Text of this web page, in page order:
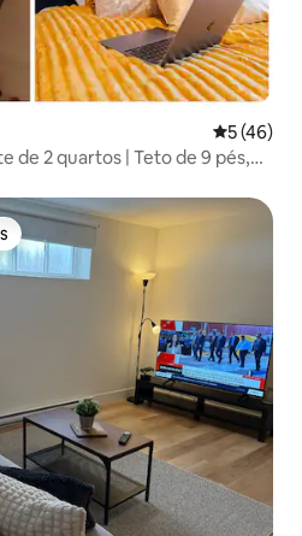
5 de uma
5 (46)
de 2 quartos | Teto de 9 pés,
dos hóspedes